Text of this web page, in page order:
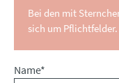
Bei den mit
sich um Pflichtfelder.
Pflichtfeld
Name*